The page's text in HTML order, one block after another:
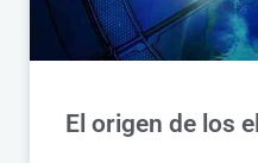
El origen de los